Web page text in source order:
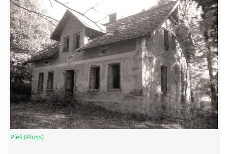
Pleš (Ploss)